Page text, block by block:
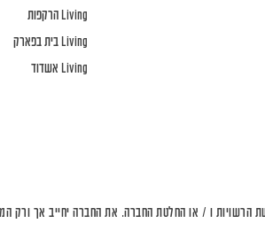
Living הרקפות
Living בית בפארק
Living אשדוד
ו / או החלטת החברה. את החברה יחייב אך ורק